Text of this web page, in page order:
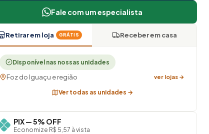
Fale com um especialista
Retirar em loja GRÁTIS Receber em casa
Disponível nas nossas unidades
Foz do Iguaçu e região ver lojas →
Ver todas as unidades →
PIX — 5% OFF
Economize R$ 5,57 à vista